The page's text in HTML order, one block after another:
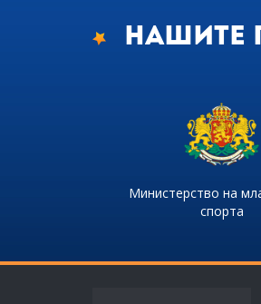
Нашите
Министерство на
спорта